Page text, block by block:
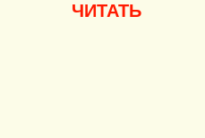
ЧИТАТЬ